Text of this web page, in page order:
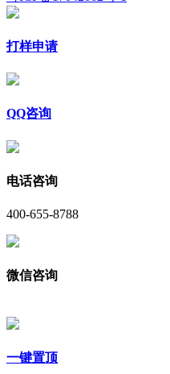
打样申请
QQ咨询
电话咨询
400-655-8788
微信咨询
一键置顶